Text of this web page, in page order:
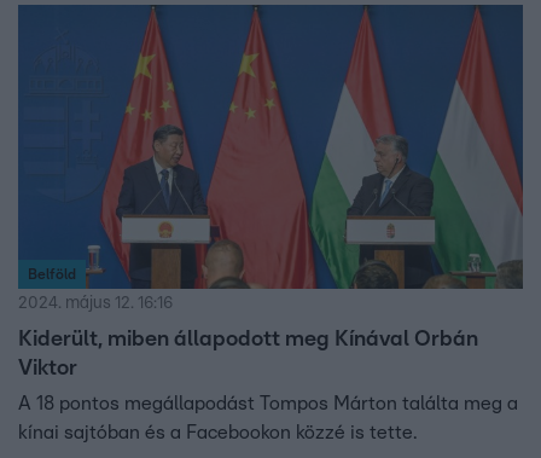
töltött Budapesten és 18 megállapodást kötött a magyar
kormánnyal. Hogy mi valósulhat meg ezek közül, erről is
beszélt a Kína-kutató.
Belföld
2024. május 12. 16:16
Kiderült, miben állapodott meg Kínával Orbán
Viktor
A 18 pontos megállapodást Tompos Márton találta meg a
kínai sajtóban és a Facebookon közzé is tette.